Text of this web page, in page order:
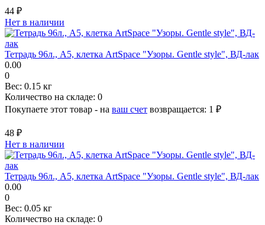
44 ₽
Нет в наличии
Тетрадь 96л., А5, клетка ArtSpace "Узоры. Gentle style", ВД-лак
0.00
0
Вес: 0.15 кг
Количество на складе: 0
Покупаете этот товар - на ваш счет возвращается: 1 ₽
48 ₽
Нет в наличии
Тетрадь 96л., А5, клетка ArtSpace "Узоры. Gentle style", ВД-лак
0.00
0
Вес: 0.05 кг
Количество на складе: 0